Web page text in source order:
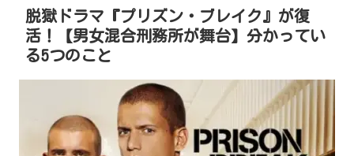
脱獄ドラマ『プリズン・ブレイク』が復
活！【男女混合刑務所が舞台】分かってい
る5つのこと